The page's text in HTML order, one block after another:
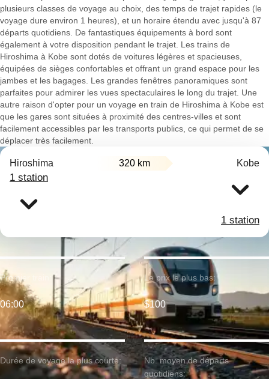
plusieurs classes de voyage au choix, des temps de trajet rapides (le
voyage dure environ 1 heures), et un horaire étendu avec jusqu'à 87
départs quotidiens. De fantastiques équipements à bord sont
également à votre disposition pendant le trajet. Les trains de
Hiroshima à Kobe sont dotés de voitures légères et spacieuses,
équipées de sièges confortables et offrant un grand espace pour les
jambes et les bagages. Les grandes fenêtres panoramiques sont
parfaites pour admirer les vues spectaculaires le long du trajet. Une
autre raison d'opter pour un voyage en train de Hiroshima à Kobe est
que les gares sont situées à proximité des centres-villes et sont
facilement accessibles par les transports publics, ce qui permet de se
déplacer très facilement.
Hiroshima 320 km Kobe
1 station
1 station
Durée de voyage la plus courte:
Premier train:
06:00
Le prix le plus bas:
$100
Nb. moyen de départs
quotidiens: